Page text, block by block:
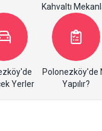
Kahvaltı
Yerler
Polonezköy'de
Yapılır?